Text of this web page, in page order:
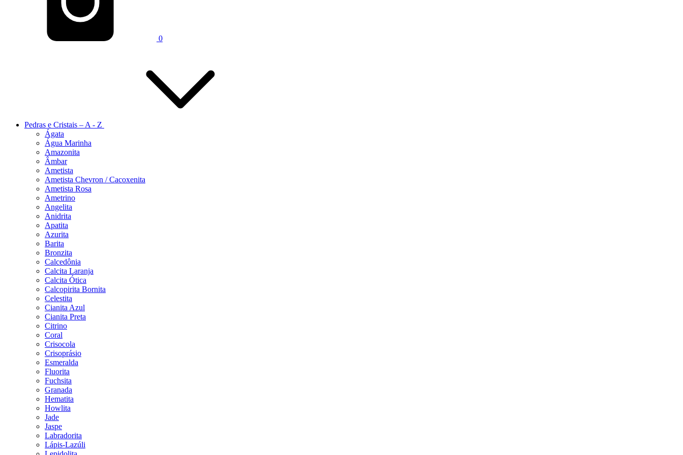
0
Pedras e Cristais – A - Z
Ágata
Água Marinha
Amazonita
Âmbar
Ametista
Ametista Chevron / Cacoxenita
Ametista Rosa
Ametrino
Angelita
Anidrita
Apatita
Azurita
Barita
Bronzita
Calcedônia
Calcita Laranja
Calcita Ótica
Calcopirita Bornita
Celestita
Cianita Azul
Cianita Preta
Citrino
Coral
Crisocola
Crisoprásio
Esmeralda
Fluorita
Fuchsita
Granada
Hematita
Howlita
Jade
Jaspe
Labradorita
Lápis-Lazúli